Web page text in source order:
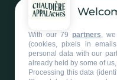
Inspirations et
With our 79 partners,
(cookies, pixels in
personal data with our
already held by some of
Processing this data